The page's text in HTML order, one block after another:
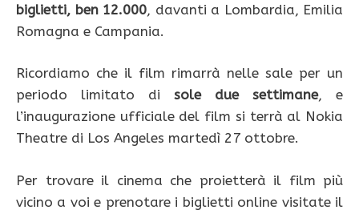
biglietti, ben 12.000, davanti a Lombardia, Emilia
Romagna e Campania.
Ricordiamo che il film rimarrà nelle sale per un
periodo limitato di sole due settimane, e
l’inaugurazione ufficiale del film si terrà al Nokia
Theatre di Los Angeles martedì 27 ottobre.
Per trovare il cinema che proietterà il film più
vicino a voi e prenotare i biglietti online visitate il